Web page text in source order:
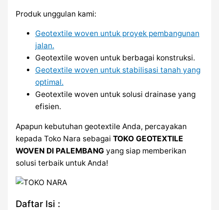
Produk unggulan kami:
Geotextile woven untuk proyek pembangunan
jalan.
Geotextile woven untuk berbagai konstruksi.
Geotextile woven untuk stabilisasi tanah yang
optimal.
Geotextile woven untuk solusi drainase yang
efisien.
Apapun kebutuhan geotextile Anda, percayakan
kepada Toko Nara sebagai TOKO GEOTEXTILE
WOVEN DI PALEMBANG yang siap memberikan
solusi terbaik untuk Anda!
Daftar Isi :